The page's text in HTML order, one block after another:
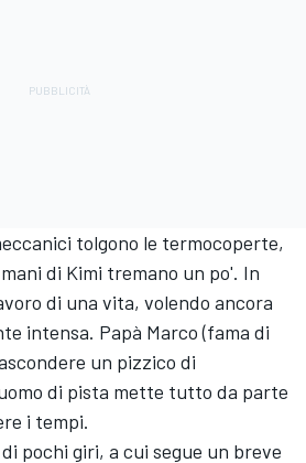
tolgono le termocoperte,
di Kimi tremano un po'. In
di una vita, volendo ancora
intensa. Papà Marco (fama di
un pizzico di
di pista mette tutto da parte
i tempi.
di pochi giri, a cui segue un breve